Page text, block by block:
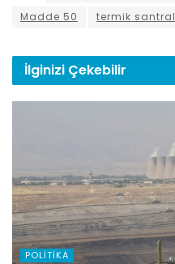
Madde 50
termik santral
İlginizi Çekebilir
POLITIKA